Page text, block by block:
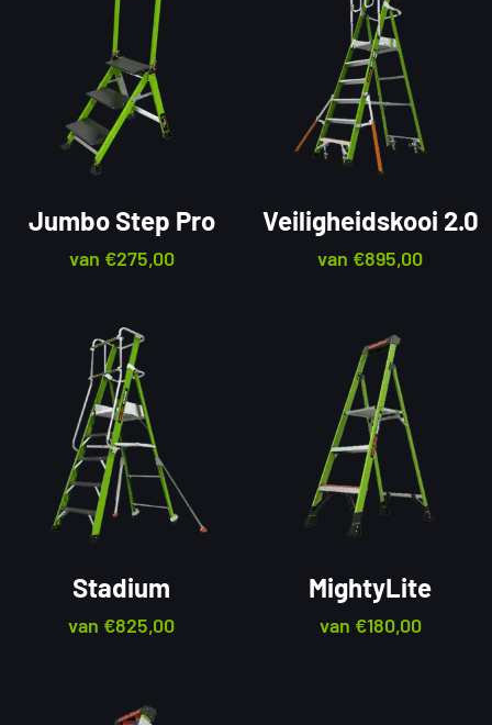
Jumbo Step Pro
van €275,00
Veiligheidskooi 2.0
van €895,00
Stadium
van €825,00
MightyLite
van €180,00